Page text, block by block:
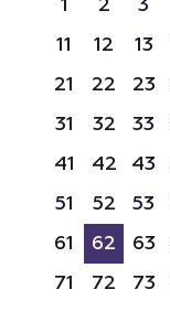
1 2 3
11
12 13
21
22 23
31
32 33
41
42 43
51
52 53
61
62 63
71
72 73